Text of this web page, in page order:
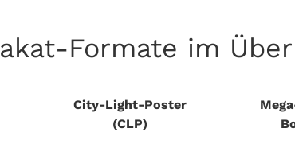
Formate im
City-Light-Poster
(CLP)